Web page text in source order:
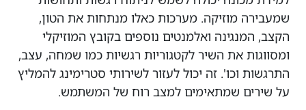
שמעבירה מוזיקה. מערכות כאלו מנתחות את הטון,
הקצב, המנגינה ואלמנטים נוספים בקובץ המוזיקלי
ומסווגות את השיר לקטגוריות רגשיות כמו שמחה, עצב,
התרגשות וכו'. זה יכול לעזור לשירותי סטרימינג להמליץ
על שירים שמתאימים למצב רוח של המשתמש.